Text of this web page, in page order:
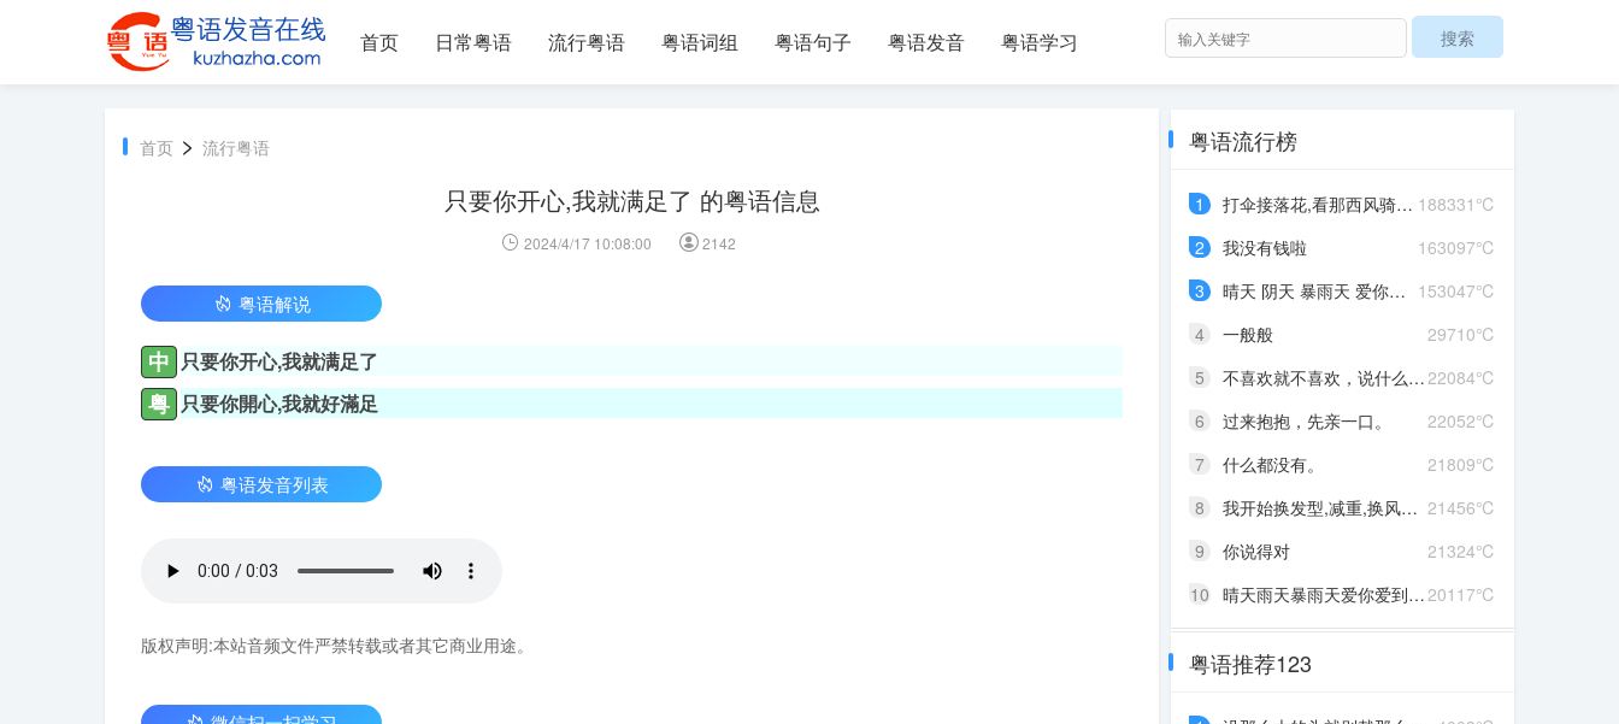
首页 日常粤语 流行粤语 粤语词组 粤语句子 粤语发音 粤语学习
首页 > 流行粤语
只要你开心,我就满足了 的粤语信息
2024/4/17 10:08:00 2142
粤语解说
中 只要你开心,我就满足了
粤 只要你開心,我就好滿足
粤语发音列表
版权声明:本站音频文件严禁转载或者其它商业用途。
粤语流行榜
188331℃
1
打伞接落花,看那西风骑瘦马
163097℃
2
我没有钱啦
153047℃
3
晴天 阴天 暴雨天 爱你爱到发晒颠
29710℃
4
一般般
22084℃
5
不喜欢就不喜欢，说什么对不起
22052℃
6
过来抱抱，先亲一口。
21809℃
7
什么都没有。
21456℃
8
我开始换发型,减重,换风格,开始往前走,不好意思啊这一次,我一定要赢
21324℃
9
你说得对
20117℃
10 晴天雨天暴雨天爱你爱到发了颠
粤语推荐123